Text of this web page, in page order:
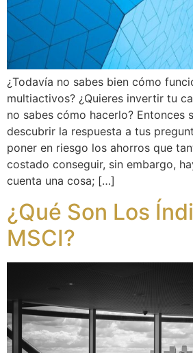
¿Todavía no sabes bien cómo
multiactivos? ¿Quieres invertir tu
no sabes cómo hacerlo? Entonces
descubrir la respuesta a tus
poner en riesgo los ahorros que
costado conseguir, sin embargo,
cuenta una cosa; […]
¿Qué Son Los
MSCI?